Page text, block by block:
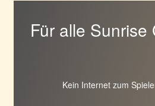
Für alle Sunrise
Kein Internet zum